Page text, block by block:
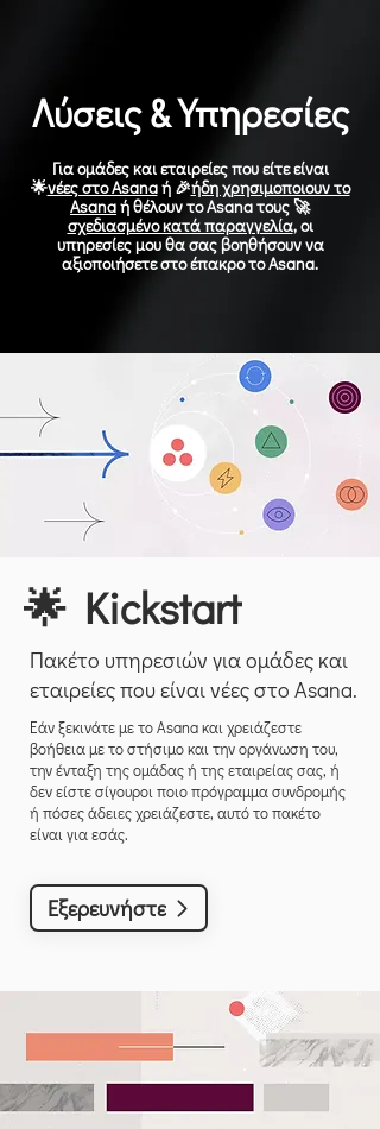
Λύσεις & Υπηρεσίες
Για ομάδες και εταιρείες που είτε είναι
🌟νέες στο Asanaή 🎉ήδη χρησιμοποιουν το
Asanaή θέλουν το Asana τους 🚀
σχεδιασμένο κατά παραγγελία, οι
υπηρεσίες μου θα σας βοηθήσουν να
αξιοποιήσετε στο έπακρο το Asana.
🌟 Kickstart
Πακέτο υπηρεσιών για ομάδες και
εταιρείες που είναι νέες στο Asana.
Εάν ξεκινάτε με το Asana και χρειάζεστε
βοήθεια με το στήσιμο και την οργάνωση του,
την ένταξη της ομάδας ή της εταιρείας σας, ή
δεν είστε σίγουροι ποιο πρόγραμμα συνδρομής
ή πόσες άδειες χρειάζεστε, αυτό το πακέτο
είναι για εσάς.
Εξερευνήστε